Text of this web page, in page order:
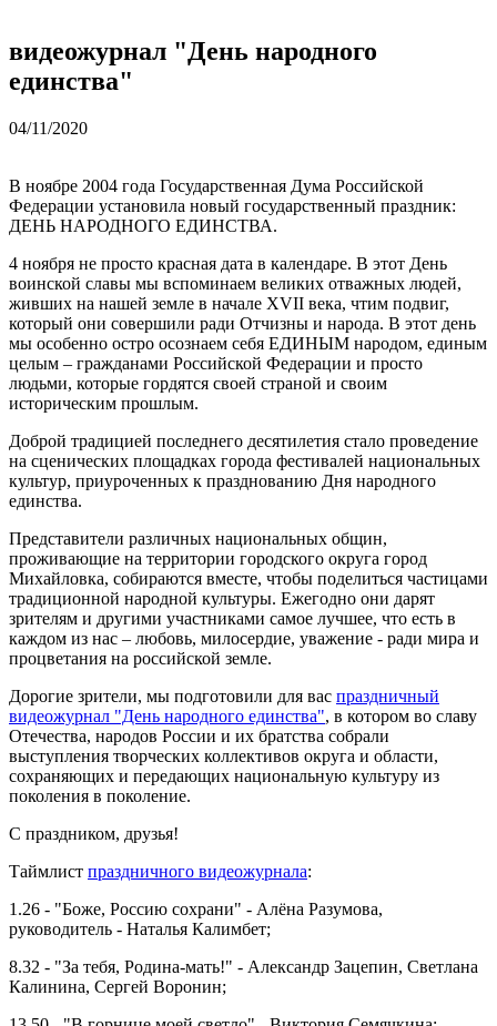
видеожурнал "День народного
единства"
04/11/2020
В ноябре 2004 года Государственная Дума Российской
Федерации установила новый государственный праздник:
ДЕНЬ НАРОДНОГО ЕДИНСТВА.
4 ноября не просто красная дата в календаре. В этот День
воинской славы мы вспоминаем великих отважных людей,
живших на нашей земле в начале XVII века, чтим подвиг,
который они совершили ради Отчизны и народа. В этот день
мы особенно остро осознаем себя ЕДИНЫМ народом, единым
целым – гражданами Российской Федерации и просто
людьми, которые гордятся своей страной и своим
историческим прошлым.
Доброй традицией последнего десятилетия стало проведение
на сценических площадках города фестивалей национальных
культур, приуроченных к празднованию Дня народного
единства.
Представители различных национальных общин,
проживающие на территории городского округа город
Михайловка, собираются вместе, чтобы поделиться частицами
традиционной народной культуры. Ежегодно они дарят
зрителям и другими участниками самое лучшее, что есть в
каждом из нас – любовь, милосердие, уважение - ради мира и
процветания на российской земле.
Дорогие зрители, мы подготовили для вас праздничный
видеожурнал "День народного единства", в котором во славу
Отечества, народов России и их братства собрали
выступления творческих коллективов округа и области,
сохраняющих и передающих национальную культуру из
поколения в поколение.
С праздником, друзья!
Таймлист праздничного видеожурнала:
1.26 - "Боже, Россию сохрани" - Алёна Разумова,
руководитель - Наталья Калимбет;
8.32 - "За тебя, Родина-мать!" - Александр Зацепин, Светлана
Калинина, Сергей Воронин;